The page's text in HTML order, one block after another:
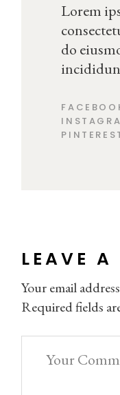
Lorem
do
LEAVE A
Your email
Required fields